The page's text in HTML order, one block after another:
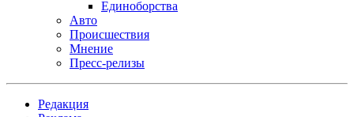
Единоборства
Авто
Происшествия
Мнение
Пресс-релизы
Редакция